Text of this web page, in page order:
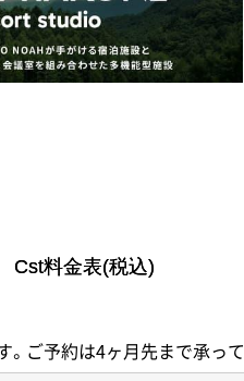
Cst料金表(税込)
ご予約は4ヶ月先まで承って